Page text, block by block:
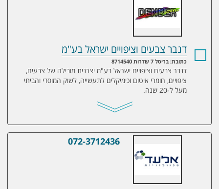
דנבר צבעים וציפויים ישראל בע"מ
כתובת: בריסל 7 שדרות 8714540
דנבר צבעים וציפויים ישראל בע"מ יצרנית מובילה של צבעים,
ציפויים, חומרי איטום וכימיקלים לתעשייה, לשוק המוסדי והביתי
מעל ל-20 שנה.
אלעד טכנולוגיות (ל.ש.) בע"מ
072-3712436